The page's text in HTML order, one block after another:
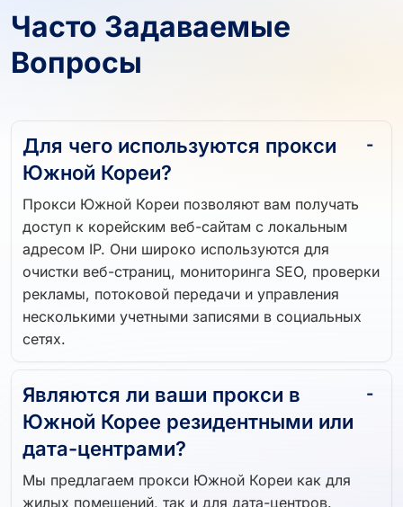
Часто Задаваемые
Вопросы
Для чего используются прокси
Южной Кореи?
Прокси Южной Кореи позволяют вам получать
доступ к корейским веб-сайтам с локальным
адресом IP. Они широко используются для
очистки веб-страниц, мониторинга SEO, проверки
рекламы, потоковой передачи и управления
несколькими учетными записями в социальных
Являются ли ваши прокси в
Южной Корее резидентными или
дата-центрами?
Мы предлагаем прокси Южной Кореи как для
жилых помещений, так и для дата-центров.